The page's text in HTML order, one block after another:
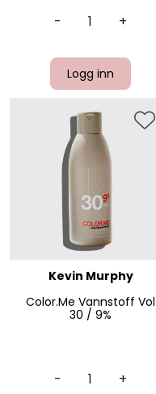
- +
Logg inn
Kevin Murphy
Color.Me Vannstoff Vol
30 / 9%
- +